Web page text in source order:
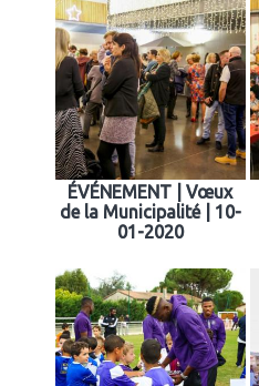
ÉVÉNEMENT | Vœux
de la Municipalité | 10-
01-2020